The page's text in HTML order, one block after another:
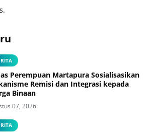
Perempuan Martapura Sosialisasikan
Remisi dan Integrasi kepada
Binaan
07, 2026